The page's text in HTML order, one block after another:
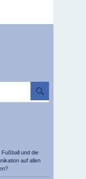
und die
auf allen